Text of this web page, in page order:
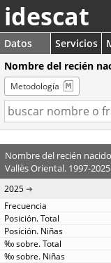
idescat
Datos Servicios
Nombre del recién
Metodología
Nombre del recién
Vallès Oriental. 1997-2025
2025